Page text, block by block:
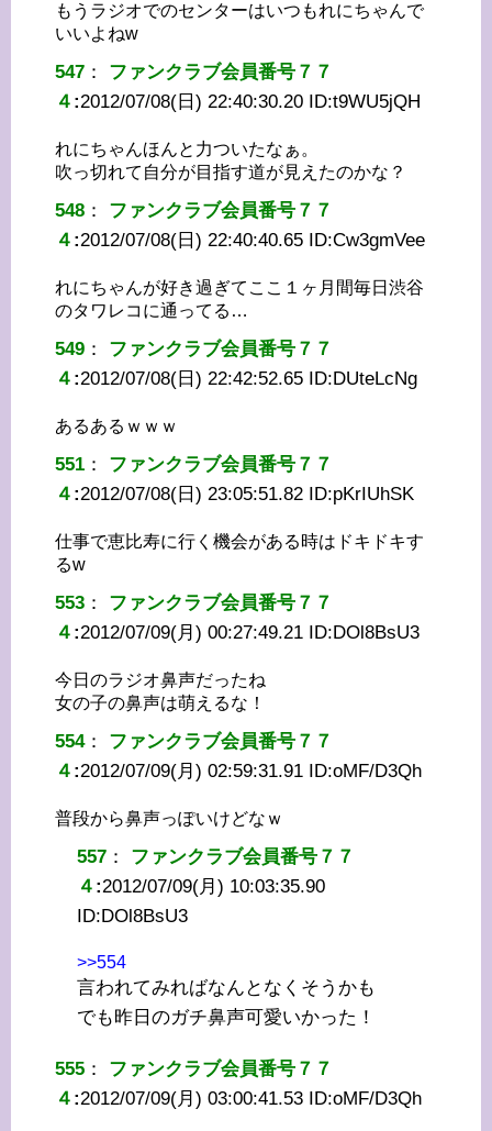
もうラジオでのセンターはいつもれにちゃんで
いいよねw
547 ： ファンクラブ会員番号７７
４ :2012/07/08(日) 22:40:30.20 ID:t9WU5jQH
れにちゃんほんと力ついたなぁ。
吹っ切れて自分が目指す道が見えたのかな？
548 ： ファンクラブ会員番号７７
４ :2012/07/08(日) 22:40:40.65 ID:Cw3gmVee
れにちゃんが好き過ぎてここ１ヶ月間毎日渋谷
のタワレコに通ってる…
549 ： ファンクラブ会員番号７７
４ :2012/07/08(日) 22:42:52.65 ID:DUteLcNg
あるあるｗｗｗ
551 ： ファンクラブ会員番号７７
４ :2012/07/08(日) 23:05:51.82 ID:pKrIUhSK
仕事で恵比寿に行く機会がある時はドキドキす
るw
553 ： ファンクラブ会員番号７７
４ :2012/07/09(月) 00:27:49.21 ID:DOl8BsU3
今日のラジオ鼻声だったね
女の子の鼻声は萌えるな！
554： ファンクラブ会員番号７７
４ :2012/07/09(月) 02:59:31.91 ID:oMF/D3Qh
普段から鼻声っぽいけどなｗ
557 ： ファンクラブ会員番号７７
４ :2012/07/09(月) 10:03:35.90
ID:DOl8BsU3
>>554
言われてみればなんとなくそうかも
でも昨日のガチ鼻声可愛いかった！
555 ： ファンクラブ会員番号７７
４ :2012/07/09(月) 03:00:41.53 ID:oMF/D3Qh